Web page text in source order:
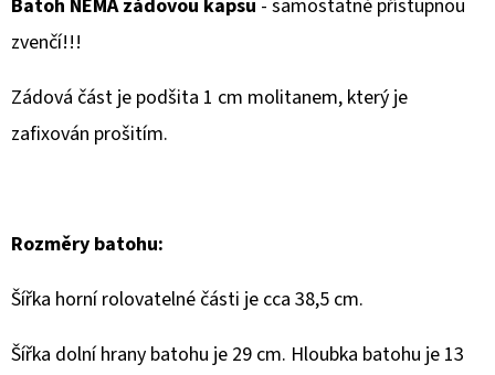
Batoh NEMÁ zádovou kapsu - samostatně přístupnou
zvenčí!!!
Zádová část je podšita 1 cm molitanem, který je
zafixován prošitím.
Rozměry batohu:
Šířka horní rolovatelné části je cca 38,5 cm.
Šířka dolní hrany batohu je 29 cm. Hloubka batohu je 13